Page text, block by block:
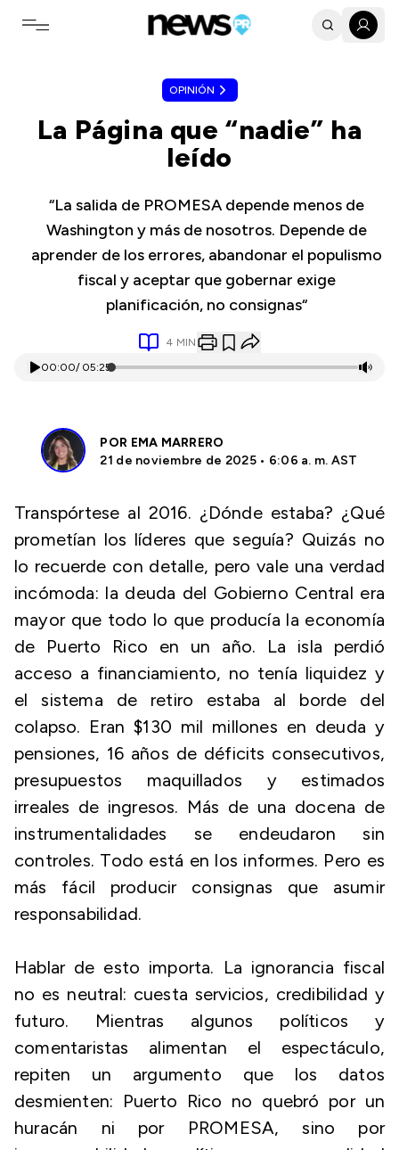
Toggle navigation menu
OPINIÓN
La Página que “nadie” ha
leído
“La salida de PROMESA depende menos de
Washington y más de nosotros. Depende de
aprender de los errores, abandonar el populismo
fiscal y aceptar que gobernar exige
planificación, no consignas“
4 MIN
00:00/ 05:25
POR EMA MARRERO
21 de noviembre de 2025 • 6:06 a. m. AST
Transpórtese al 2016. ¿Dónde estaba? ¿Qué
prometían los líderes que seguía? Quizás no
lo recuerde con detalle, pero vale una verdad
incómoda: la deuda del Gobierno Central era
mayor que todo lo que producía la economía
de Puerto Rico en un año. La isla perdió
acceso a financiamiento, no tenía liquidez y
el sistema de retiro estaba al borde del
colapso. Eran $130 mil millones en deuda y
pensiones, 16 años de déficits consecutivos,
presupuestos maquillados y estimados
irreales de ingresos. Más de una docena de
instrumentalidades se endeudaron sin
controles. Todo está en los informes. Pero es
más fácil producir consignas que asumir
responsabilidad.
Hablar de esto importa. La ignorancia fiscal
no es neutral: cuesta servicios, credibilidad y
futuro. Mientras algunos políticos y
comentaristas alimentan el espectáculo,
repiten un argumento que los datos
desmienten: Puerto Rico no quebró por un
huracán ni por PROMESA, sino por